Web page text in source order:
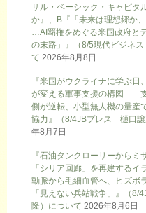
サル・ベーシック・キャピタ
か』、B『「未来は理想郷か、
…AI覇権をめぐる米国政府と
の末路」』（8/5現代ビジネ
て 2026年8月8日
『米国がウクライナに学ぶ日
が変える軍事支援の構図 支
側が逆転、小型無人機の量産
協力』（8/4JBプレス 樋口譲
年8月7日
『石油タンクローリーからミ
「シリア回廊」を再建する
動脈から毛細血管へ、ヒズボ
「見えない兵站戦争」』（
隆）について 2026年8月6日